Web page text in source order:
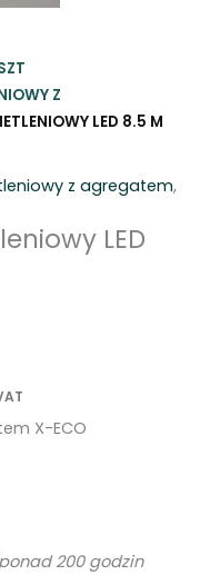
Z
LED 8.5 M
z agregatem,
LED
X-ECO
200 godzin